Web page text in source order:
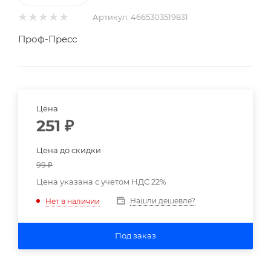
Артикул: 4665303519831
Проф-Пресс
Цена
251 ₽
Цена до скидки
99₽
Цена указана с учетом НДС 22%
Нет в наличии Нашли дешевле?
Под заказ